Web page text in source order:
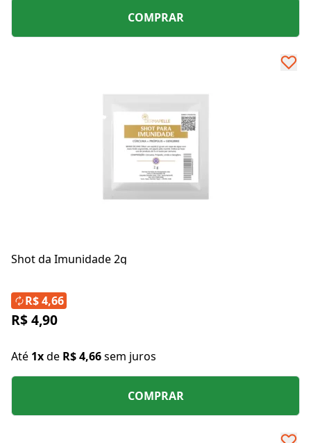
COMPRAR
Shot da Imunidade 2g
R$ 4,90
Até 1xde R$ 4,66sem juros
R$ 4,66
COMPRAR